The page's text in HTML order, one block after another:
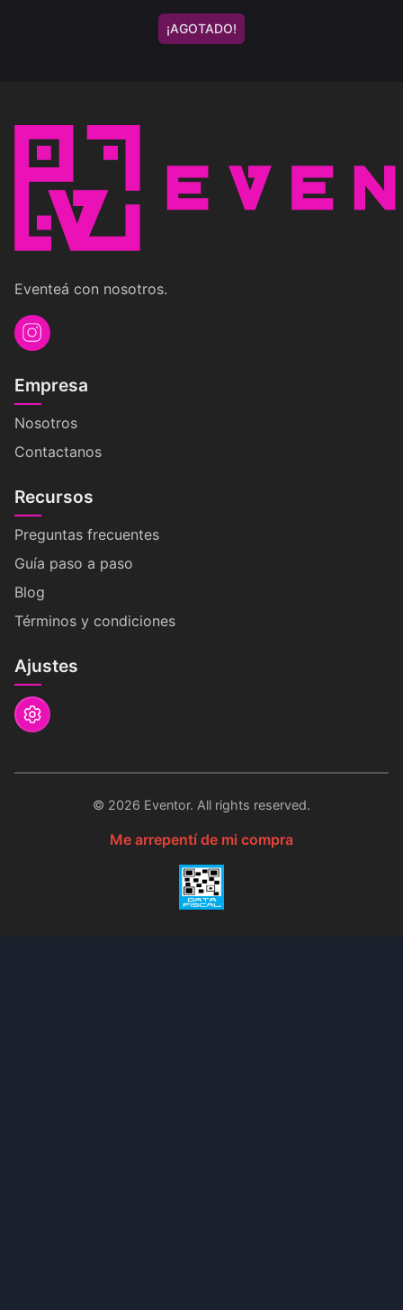
¡AGOTADO!
Eventeá con nosotros.
Empresa
Nosotros
Contactanos
Recursos
Preguntas frecuentes
Guía paso a paso
Blog
Términos y condiciones
Ajustes
© 2026 Eventor. All rights reserved.
Me arrepentí de mi compra